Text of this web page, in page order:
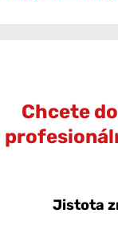
Chcete
Jistota